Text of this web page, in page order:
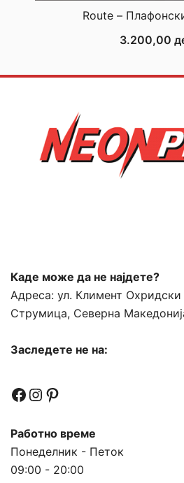
Route –
3.200,00
Каде може да не најдете?
Адреса: ул. Климент Охридски
Струмица, Северна
Заследете не на:
Facebook
Instagram
Pinterest
Работно време
Понеделник - Петок
09:00 - 20:00